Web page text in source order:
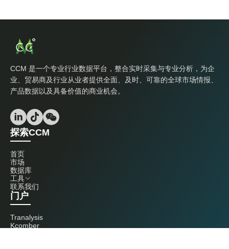
CCM 是一个专业行业数据平台，整合实时采集与专业分析，为企
业、贸易商及行业从业者提供全面、及时、可靠的全球市场情报、
产品数据以及具备价值的商业机会。
探索CCM
首页
市场
数据库
工具
联系我们
门户
Tranalysis
Kcomber